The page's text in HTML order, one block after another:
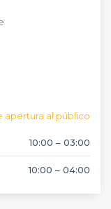
al máximo
de lunes a jueves
las 04:00.
apertura al público
10:00 – 03:00
10:00 – 04:00